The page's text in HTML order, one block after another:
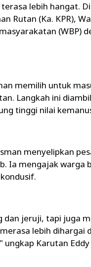
lebih hangat.
Rutan (Ka. KPR),
(WBP)
memilih untuk
Langkah ini
tinggi nilai
menyelipkan
Ia mengajak warga
jeruji, tapi juga
lebih dihargai
Karutan Eddy